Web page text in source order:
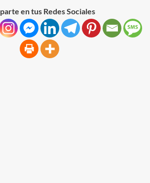
en tus Redes Sociales